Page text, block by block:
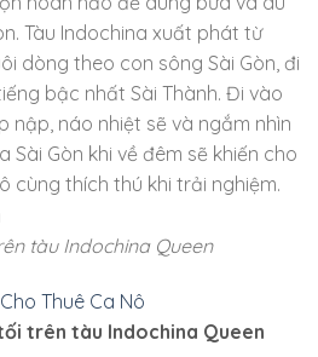
Tàu Indochina xuất phát từ
dòng theo con sông Sài Gòn, đi
bậc nhất Sài Thành. Đi vào
nập, náo nhiệt sẽ và ngắm nhìn
Sài Gòn khi về đêm sẽ khiến cho
cùng thích thú khi trải nghiệm.
tàu Indochina Queen
Thuê Ca Nô
trên tàu Indochina Queen